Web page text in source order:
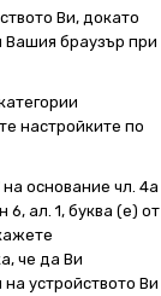
Ви, докато
Вашия браузър при
настройките по
основание чл. 4а
6, ал. 1, буква (е) от
че да Ви
устройството Ви